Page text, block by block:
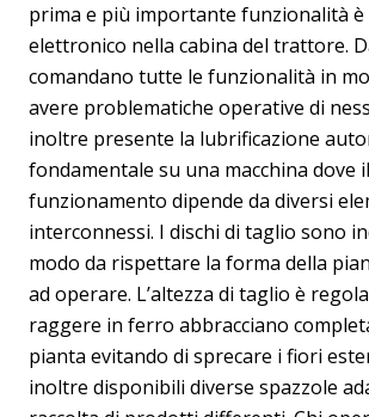
prima e più importante funzionalità
elettronico nella cabina del trattore.
comandano tutte le funzionalità in
avere problematiche operative di
inoltre presente la lubrificazione
fondamentale su una macchina dove
funzionamento dipende da diversi
interconnessi. I dischi di taglio sono
modo da rispettare la forma della
ad operare. L’altezza di taglio è
raggere in ferro abbracciano
pianta evitando di sprecare i fiori
inoltre disponibili diverse spazzole